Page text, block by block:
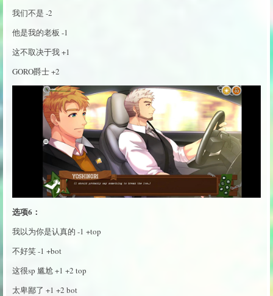
我们不是 -2
他是我的老板 -1
这不取决于我 +1
GORO爵士 +2
选项6：
我以为你是认真的 -1 +top
不好笑 -1 +bot
这很sp 尴尬 +1 +2 top
太卑鄙了 +1 +2 bot